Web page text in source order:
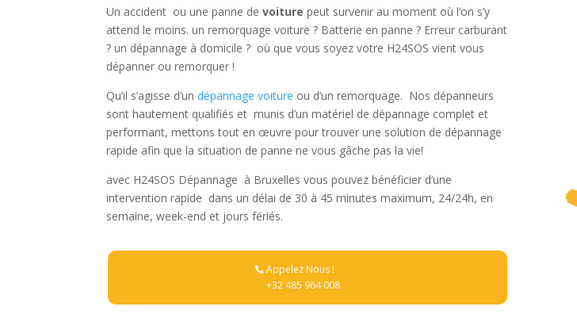
Un accident ou une panne devoiture peut survenir au moment où l’on s’y
attend le moins.un remorquage voiture ? Batterie en panne ? Erreur carburant
? un dépannage à domicile ? où que vous soyez votre H24SOS vient vous
dépanner ou remorquer !
Qu’il s’agisse d’undépannage voiture ou d’un remorquage. Nos dépanneurs
sonthautement qualifiés et munis d’un matériel de dépannage complet et
performant,mettons tout en œuvre pourtrouver une solution de dépannage
rapide afin que la situation de panne ne vous gâche pas la vie!
avec H24SOS Dépannage à Bruxelles vous pouvez bénéficier d’une
intervention rapide dans un délai de 30 à 45 minutes maximum, 24/24h, en
semaine, week-end et jours fériés.
Appelez Nous !
+32 485 964 008